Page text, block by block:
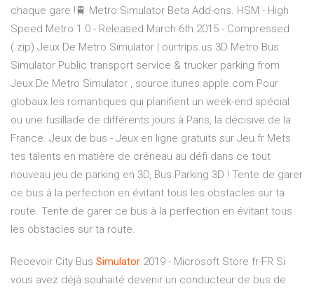
chaque gare !🚆 Metro Simulator Beta Add-ons. HSM - High
Speed Metro 1.0 - Released March 6th 2015 - Compressed
(.zip) Jeux De Metro Simulator | ourtrips.us 3D Metro Bus
Simulator Public transport service & trucker parking from
Jeux De Metro Simulator , source:itunes.apple.com Pour
globaux les romantiques qui planifient un week-end spécial
ou une fusillade de différents jours à Paris, la décisive de la
France. Jeux de bus - Jeux en ligne gratuits sur Jeu.fr Mets
tes talents en matière de créneau au défi dans ce tout
nouveau jeu de parking en 3D, Bus Parking 3D ! Tente de garer
ce bus à la perfection en évitant tous les obstacles sur ta
route. Tente de garer ce bus à la perfection en évitant tous
les obstacles sur ta route.
Recevoir City Bus Simulator 2019 - Microsoft Store fr-FR Si
vous avez déjà souhaité devenir un conducteur de bus de